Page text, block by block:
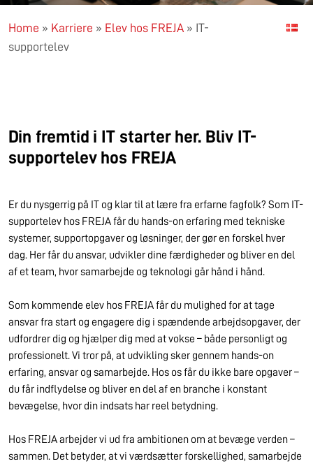
Home » Karriere » Elev hos FREJA » IT-
supportelev
Din fremtid i IT starter her. Bliv IT-
supportelev hos FREJA
Er du nysgerrig på IT og klar til at lære fra erfarne fagfolk? Som IT-
supportelev hos FREJA får du hands-on erfaring med tekniske
systemer, supportopgaver og løsninger, der gør en forskel hver
dag. Her får du ansvar, udvikler dine færdigheder og bliver en del
af et team, hvor samarbejde og teknologi går hånd i hånd.
Som kommende elev hos FREJA får du mulighed for at tage
ansvar fra start og engagere dig i spændende arbejdsopgaver, der
udfordrer dig og hjælper dig med at vokse – både personligt og
professionelt. Vi tror på, at udvikling sker gennem hands-on
erfaring, ansvar og samarbejde. Hos os får du ikke bare opgaver –
du får indflydelse og bliver en del af en branche i konstant
bevægelse, hvor din indsats har reel betydning.
Hos FREJA arbejder vi ud fra ambitionen om at bevæge verden –
sammen. Det betyder, at vi værdsætter forskellighed, samarbejde